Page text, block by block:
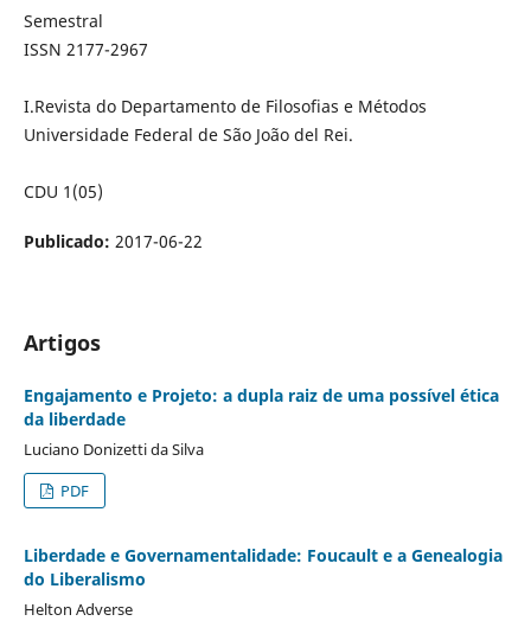
Semestral
ISSN 2177-2967
I.Revista do Departamento de Filosofias e Métodos
Universidade Federal de São João del Rei.
CDU 1(05)
Publicado: 2017-06-22
Artigos
Engajamento e Projeto: a dupla raiz de uma possível ética
da liberdade
Luciano Donizetti da Silva
PDF
Liberdade e Governamentalidade: Foucault e a Genealogia
do Liberalismo
Helton Adverse